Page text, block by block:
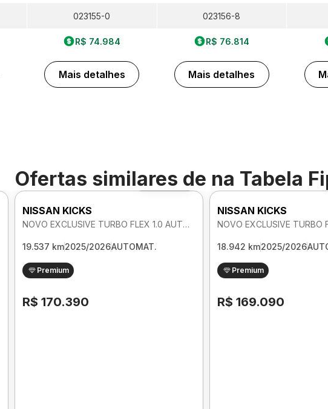
023155-0
R$ 74.984
Mais detalhes
023156-8
R$ 76.814
Mais detalhes
Ofertas similares de na Tabela
Foto 360º
NISSAN KICKS
NOVO EXCLUSIVE TURBO FLEX 1.0 AUTOMATICO
19.537 km2025/2026AUTOMAT.
Premium
R$ 170.390
NISSAN KICKS
18.942 km2025/2026
Premium
R$ 169.090